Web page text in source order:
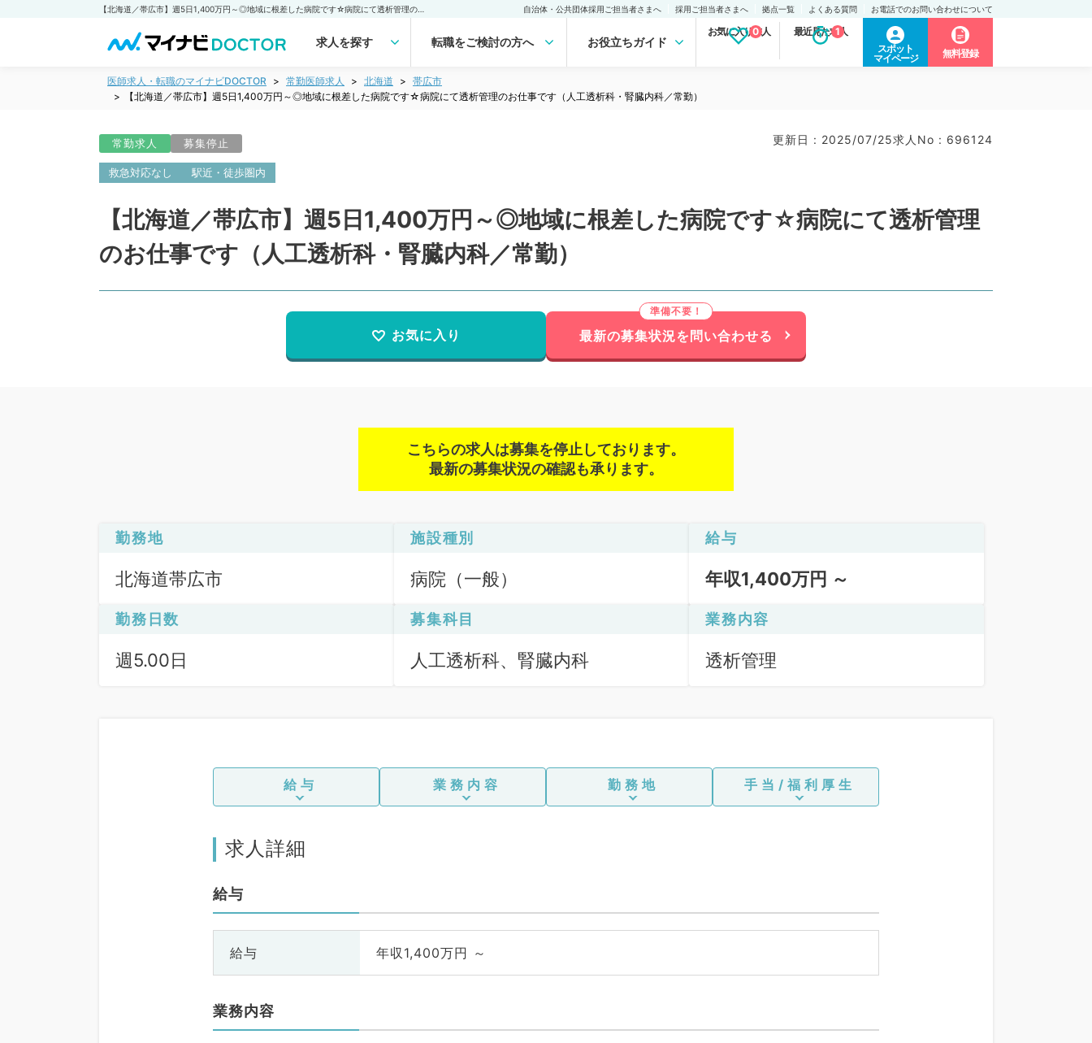
自治体・公共団体採用ご担当者さまへ 採用ご担当者さまへ 拠点一覧 よくある質問 お電話でのお問い合わせについて
求人を探す 転職をご検討の方へ お役立ちガイド
お気に入り求人
0 最近見た求人
1
スポット
マイページ
無料登録
医師求人・転職のマイナビDOCTOR 常勤医師求人 北海道
帯広市
【北海道／帯広市】週5日1,400万円～◎地域に根差した病院です☆病院にて透析管理のお仕事です（人工透析科・腎臓内科／常勤）
常勤求人 募集停止 更新日 : 2025/07/25求人No : 696124
救急対応なし 駅近・徒歩圏内
【北海道／帯広市】週5日1,400万円～◎地域に根差した病院です☆病院にて透析管理
のお仕事です（人工透析科・腎臓内科／常勤）
お気に入り 最新の募集状況を問い合わせる
こちらの求人は募集を停止しております。
最新の募集状況の確認も承ります。
勤務地
北海道帯広市
施設種別
病院（一般）
給与
年収1,400万円 ～
勤務日数
週5.00日
募集科目
人工透析科、腎臓内科
業務内容
透析管理
給与 業務内容 勤務地 手当/福利厚生
求人詳細
給与
給与 年収1,400万円 ～
業務内容